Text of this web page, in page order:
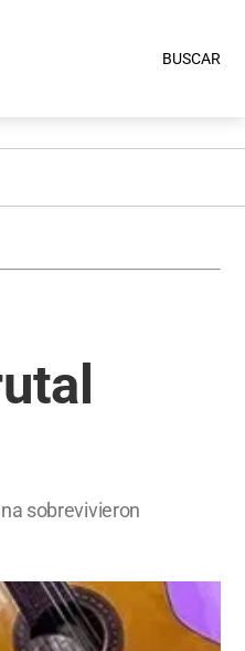
BUSCAR
sobrevivieron